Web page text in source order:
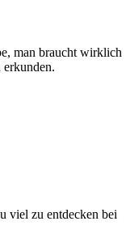
man braucht wirklich
viel zu entdecken bei